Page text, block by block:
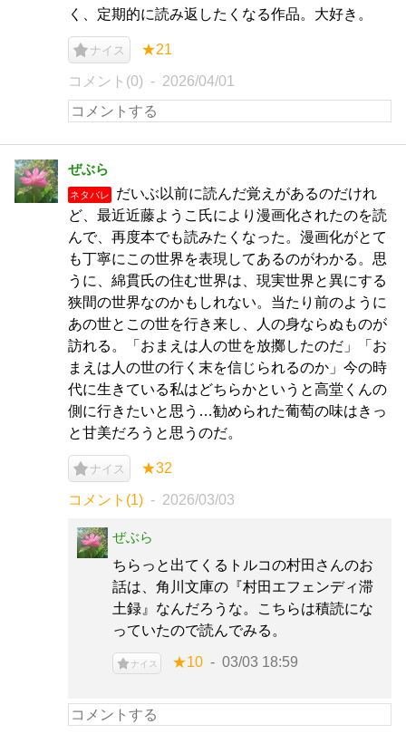
く、定期的に読み返したくなる作品。大好き。
ナイス ★21
コメント(0) 2026/04/01
ぜぶら
ネタバレ
だいぶ以前に読んだ覚えがあるのだけれ
ど、最近近藤ようこ氏により漫画化されたのを読
んで、再度本でも読みたくなった。漫画化がとて
も丁寧にこの世界を表現してあるのがわかる。思
うに、綿貫氏の住む世界は、現実世界と異にする
狭間の世界なのかもしれない。当たり前のように
あの世とこの世を行き来し、人の身ならぬものが
訪れる。「おまえは人の世を放擲したのだ」「お
まえは人の世の行く末を信じられるのか」今の時
代に生きている私はどちらかというと高堂くんの
側に行きたいと思う…勧められた葡萄の味はきっ
と甘美だろうと思うのだ。
ナイス ★32
コメント(1) 2026/03/03
ぜぶら
ちらっと出てくるトルコの村田さんのお
話は、角川文庫の『村田エフェンディ滞
土録』なんだろうな。こちらは積読にな
っていたので読んでみる。
ナイス ★10 03/03 18:59